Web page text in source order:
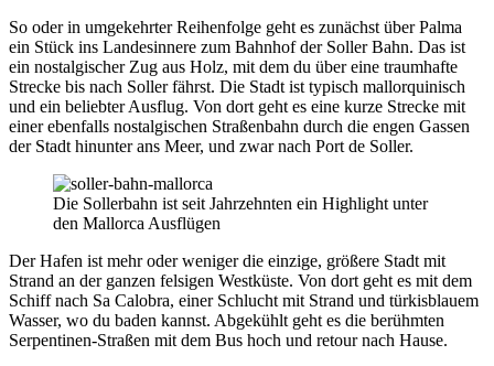
So oder in umgekehrter Reihenfolge geht es zunächst über Palma
ein Stück ins Landesinnere zum Bahnhof der Soller Bahn. Das ist
ein nostalgischer Zug aus Holz, mit dem du über eine traumhafte
Strecke bis nach Soller fährst. Die Stadt ist typisch mallorquinisch
und ein beliebter Ausflug. Von dort geht es eine kurze Strecke mit
einer ebenfalls nostalgischen Straßenbahn durch die engen Gassen
der Stadt hinunter ans Meer, und zwar nach Port de Soller.
Die Sollerbahn ist seit Jahrzehnten ein Highlight unter
den Mallorca Ausflügen
Der Hafen ist mehr oder weniger die einzige, größere Stadt mit
Strand an der ganzen felsigen Westküste. Von dort geht es mit dem
Schiff nach Sa Calobra, einer Schlucht mit Strand und türkisblauem
Wasser, wo du baden kannst. Abgekühlt geht es die berühmten
Serpentinen-Straßen mit dem Bus hoch und retour nach Hause.